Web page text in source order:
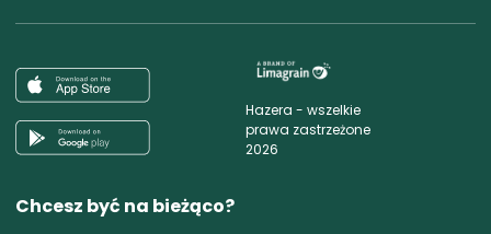
Hazera - wszelkie
prawa zastrzeżone
2026
Chcesz być na bieżąco?